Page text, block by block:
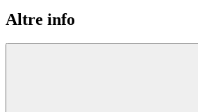
Altre info